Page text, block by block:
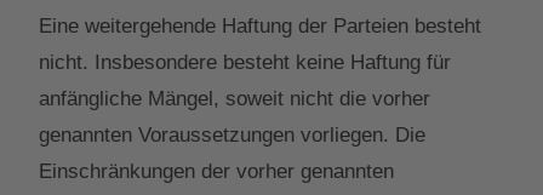
Eine weitergehende Haftung der Parteien besteht
nicht. Insbesondere besteht keine Haftung für
anfängliche Mängel, soweit nicht die vorher
genannten Voraussetzungen vorliegen. Die
Einschränkungen der vorher genannten